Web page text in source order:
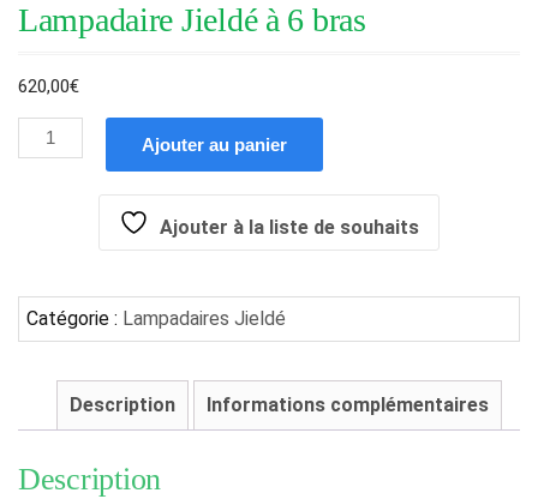
Lampadaire Jieldé à 6 bras
620,00€
Ajouter au panier
Ajouter à la liste de souhaits
Catégorie : Lampadaires Jieldé
Description Informations complémentaires
Description